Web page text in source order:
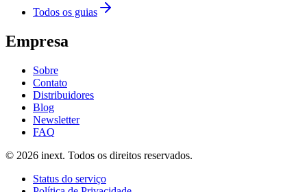
Todos os guias
Empresa
Sobre
Contato
Distribuidores
Blog
Newsletter
FAQ
© 2026 inext. Todos os direitos reservados.
Status do serviço